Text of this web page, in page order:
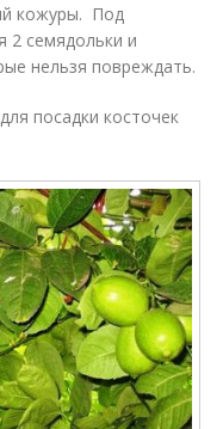
кожуры. Под
2 семядольки и
нельзя повреждать.
посадки косточек